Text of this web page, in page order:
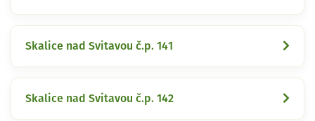
Skalice nad Svitavou č.p. 141
Skalice nad Svitavou č.p. 142